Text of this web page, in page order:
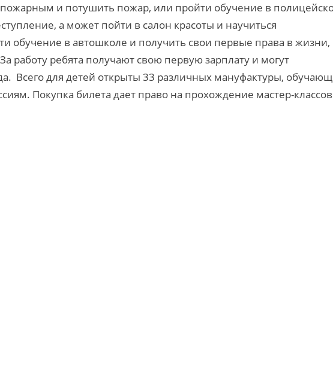
и потушить пожар, или пройти обучение в
а может пойти в салон красоты и научиться
обучение в автошколе и получить свои первые права в жизни,
работу ребята получают свою первую зарплату и могут
Всего для детей открыты 33 различных мануфактуры,
Покупка билета дает право на прохождение мастер-